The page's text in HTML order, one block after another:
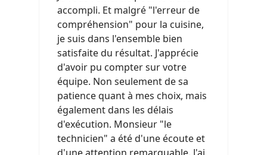
accompli. Et malgré "l'erreur de
compréhension" pour la cuisine,
je suis dans l'ensemble bien
satisfaite du résultat. J'apprécie
d'avoir pu compter sur votre
équipe. Non seulement de sa
patience quant à mes choix, mais
également dans les délais
d'exécution. Monsieur "le
technicien" a été d'une écoute et